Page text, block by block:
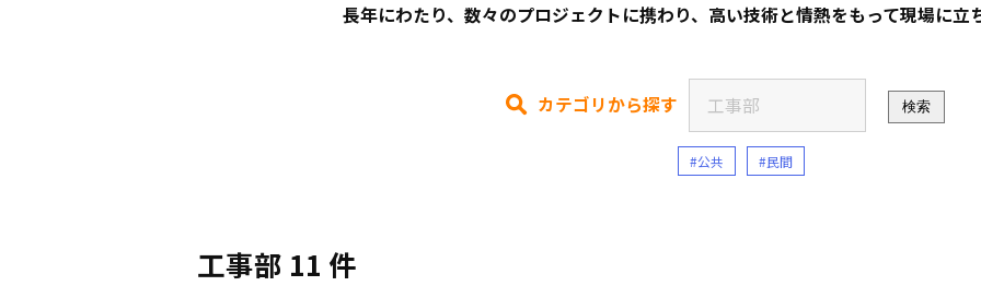
長年にわたり、数々のプロジェクトに携わり、高い技術と情熱をもって現場に立
カテゴリから探す
#公共 #民間
工事部 11 件